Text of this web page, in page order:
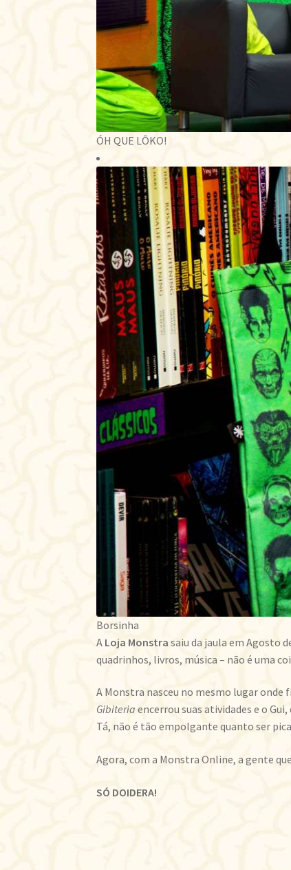
ÓH QUE LÔKO!
Borsinha
A Loja Monstra saiu da jaula em Agosto
quadrinhos, livros, música – não é uma
A Monstra nasceu no mesmo lugar onde
Gibiteria encerrou suas atividades e o
Tá, não é tão empolgante quanto ser
Agora, com a Monstra Online, a gente
SÓ DOIDERA!